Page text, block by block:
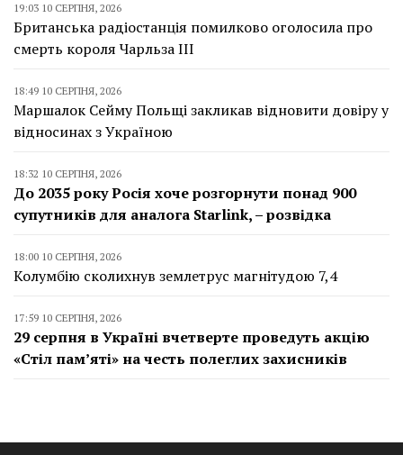
19:03 10 СЕРПНЯ, 2026
Британська радіостанція помилково оголосила про
смерть короля Чарльза III
18:49 10 СЕРПНЯ, 2026
Маршалок Сейму Польщі закликав відновити довіру у
відносинах з Україною
18:32 10 СЕРПНЯ, 2026
До 2035 року Росія хоче розгорнути понад 900
супутників для аналога Starlink, – розвідка
18:00 10 СЕРПНЯ, 2026
Колумбію сколихнув землетрус магнітудою 7,4
17:59 10 СЕРПНЯ, 2026
29 серпня в Україні вчетверте проведуть акцію
«Стіл пам’яті» на честь полеглих захисників